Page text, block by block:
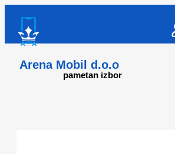
Arena Mobil d.o.o
pametan izbor